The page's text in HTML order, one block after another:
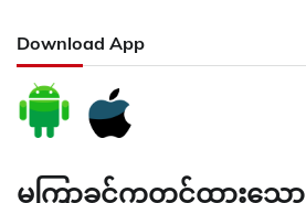
Download App
မကြာခင်ကတင်ထားသော